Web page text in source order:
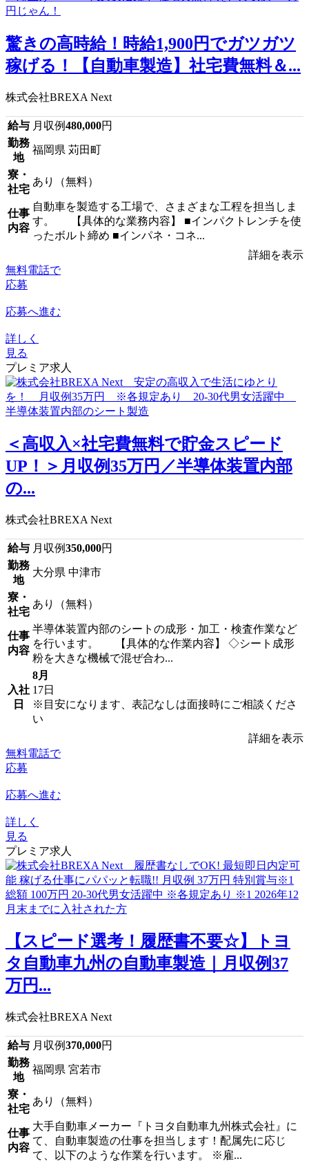
驚きの高時給！時給1,900円でガツガツ
稼げる！【自動車製造】社宅費無料＆...
株式会社BREXA Next
給与 月収例480,000円
勤務
地
福岡県 苅田町
寮・
社宅
あり（無料）
仕事
内容
自動車を製造する工場で、さまざまな工程を担当しま
す。 【具体的な業務内容】 ■インパクトレンチを使
ったボルト締め ■インパネ・コネ...
詳細を表示
無料電話で
応募
応募へ進む
詳しく
見る
プレミア求人
＜高収入×社宅費無料で貯金スピード
UP！＞月収例35万円／半導体装置内部
の...
株式会社BREXA Next
給与 月収例350,000円
勤務
地
大分県 中津市
寮・
社宅
あり（無料）
仕事
内容
半導体装置内部のシートの成形・加工・検査作業など
を行います。 【具体的な作業内容】 ◇シート成形
粉を大きな機械で混ぜ合わ...
入社
日
8月
17日
※目安になります、表記なしは面接時にご相談くださ
い
詳細を表示
無料電話で
応募
応募へ進む
詳しく
見る
プレミア求人
【スピード選考！履歴書不要☆】トヨ
タ自動車九州の自動車製造｜月収例37
万円...
株式会社BREXA Next
給与 月収例370,000円
勤務
地
福岡県 宮若市
寮・
社宅
あり（無料）
仕事
内容
大手自動車メーカー『トヨタ自動車九州株式会社』に
て、自動車製造の仕事を担当します！配属先に応じ
て、以下のような作業を行います。 ※雇...